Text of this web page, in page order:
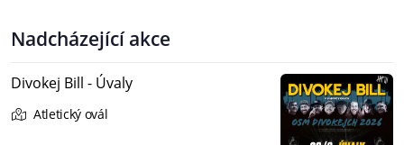
Nadcházející akce
Divokej Bill - Úvaly
Atletický ovál